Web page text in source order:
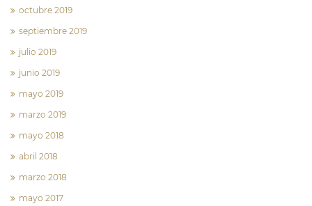
octubre 2019
septiembre 2019
julio 2019
junio 2019
mayo 2019
marzo 2019
mayo 2018
abril 2018
marzo 2018
mayo 2017